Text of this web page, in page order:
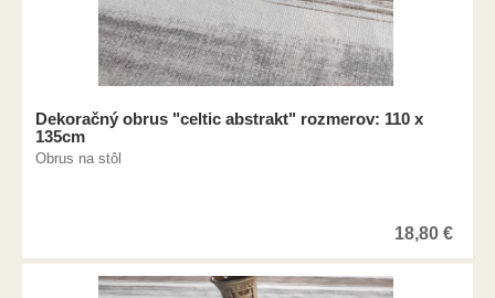
Dekoračný obrus "celtic abstrakt" rozmerov: 110 x
135cm
Obrus na stôl
18,80 €